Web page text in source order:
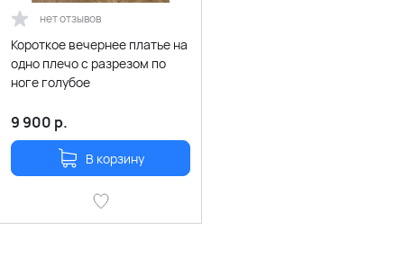
нет отзывов
Короткое вечернее платье на
одно плечо с разрезом по
ноге голубое
9 900 р.
В корзину